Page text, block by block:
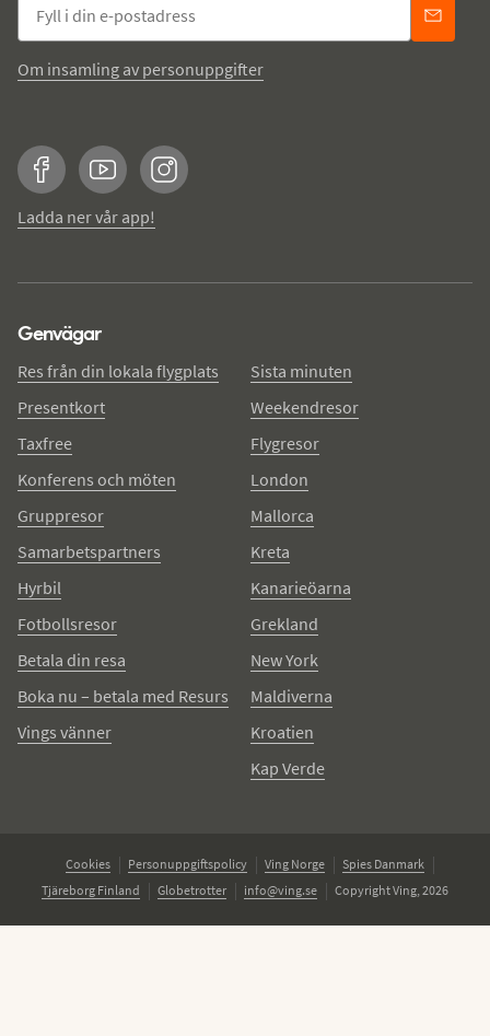
Om insamling av personuppgifter
FacebookYouTubeInstagram
Ladda ner vår app!
Genvägar
Res från din lokala flygplats
Presentkort
Taxfree
Konferens och möten
Gruppresor
Samarbetspartners
Hyrbil
Fotbollsresor
Betala din resa
Boka nu – betala med Resurs
Vings vänner
Sista minuten
Weekendresor
Flygresor
London
Mallorca
Kreta
Kanarieöarna
Grekland
New York
Maldiverna
Kroatien
Kap Verde
Cookies Personuppgiftspolicy Ving Norge
Spies Danmark
Tjäreborg Finland
Globetrotter info@ving.se Copyright Ving, 2026